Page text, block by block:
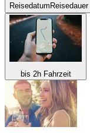
Reisedatum Reisedauer
bis 2h Fahrzeit